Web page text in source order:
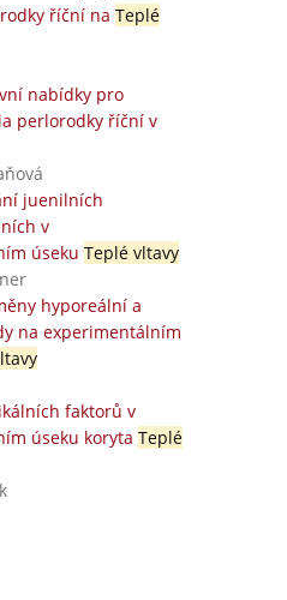
říční na Teplé
nabídky pro
perlorodky říční v
juenilních
v
úseku Teplé vltavy
hyporeální a
na experimentálním
faktorů v
úseku koryta Teplé